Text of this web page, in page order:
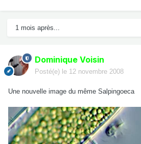
1 mois après...
Dominique Voisin
Posté(e) le 12 novembre 2008
Une nouvelle image du même Salpingoeca